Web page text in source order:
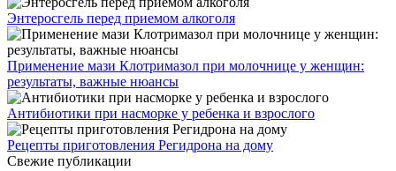
Энтеросгель перед приемом алкоголя
Применение мази Клотримазол при молочнице у женщин:
результаты, важные нюансы
Антибиотики при насморке у ребенка и взрослого
Рецепты приготовления Регидрона на дому
Свежие публикации